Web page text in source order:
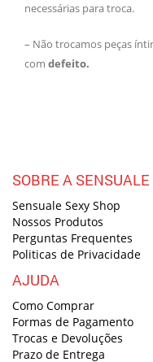
necessárias para troca.
– Não trocamos peças
com defeito.
SOBRE A SENSUALE
Sensuale Sexy Shop
Nossos Produtos
Perguntas Frequentes
Politicas de Privacidade
AJUDA
Como Comprar
Formas de Pagamento
Trocas e Devoluções
Prazo de Entrega